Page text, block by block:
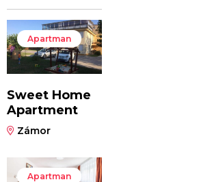
Apartman
Sweet Home
Apartment
Zámor
Apartman